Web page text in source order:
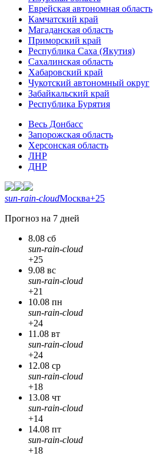
Еврейская автономная область
Камчатский край
Магаданская область
Приморский край
Республика Саха (Якутия)
Сахалинская область
Хабаровский край
Чукотский автономный округ
Забайкальский край
Республика Бурятия
Весь Донбасс
Запорожская область
Херсонская область
ЛНР
ДНР
sun-rain-cloudМосква+25
Прогноз на 7 дней
8.08 сб
sun-rain-cloud
+25
9.08 вс
sun-rain-cloud
+21
10.08 пн
sun-rain-cloud
+24
11.08 вт
sun-rain-cloud
+24
12.08 ср
sun-rain-cloud
+18
13.08 чт
sun-rain-cloud
+14
14.08 пт
sun-rain-cloud
+18